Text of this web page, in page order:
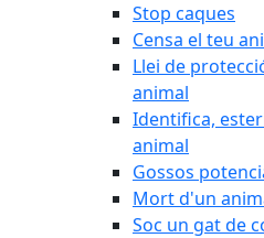
Stop caques
Censa el teu
Llei de
animal
Identifica,
animal
Gossos
Mort d'un
Soc un gat de